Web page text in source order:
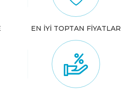
EN İYİ TOPTAN FİYATLAR